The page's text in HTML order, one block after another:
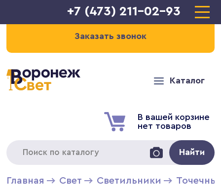
+7 (473) 211-02-93
Заказать звонок
Каталог
В вашей корзине
нет товаров
Найти
Главная Свет Светильники